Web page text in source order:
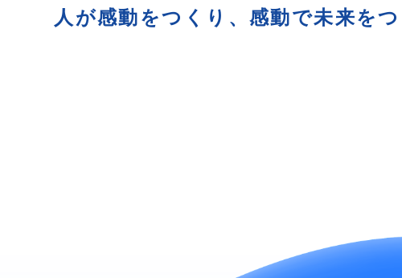
人が感動をつくり、感動で未来をつ